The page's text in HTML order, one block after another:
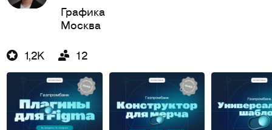
Графика
Москва
1,2K 12